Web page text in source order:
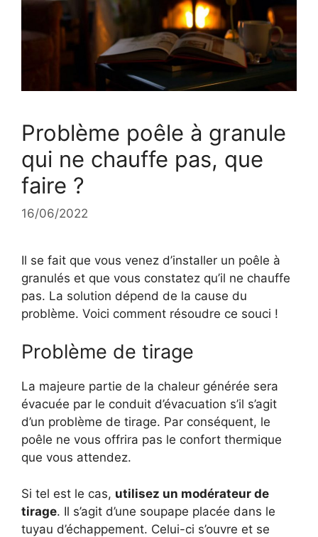
Problème poêle à granule
qui ne chauffe pas, que
faire ?
16/06/2022
Il se fait que vous venez d’installer un poêle à
granulés et que vous constatez qu’il ne chauffe
pas. La solution dépend de la cause du
problème. Voici comment résoudre ce souci !
Problème de tirage
La majeure partie de la chaleur générée sera
évacuée par le conduit d’évacuation s’il s’agit
d’un problème de tirage. Par conséquent, le
poêle ne vous offrira pas le confort thermique
que vous attendez.
Si tel est le cas, utilisez un modérateur de
tirage. Il s’agit d’une soupape placée dans le
tuyau d’échappement. Celui-ci s’ouvre et se